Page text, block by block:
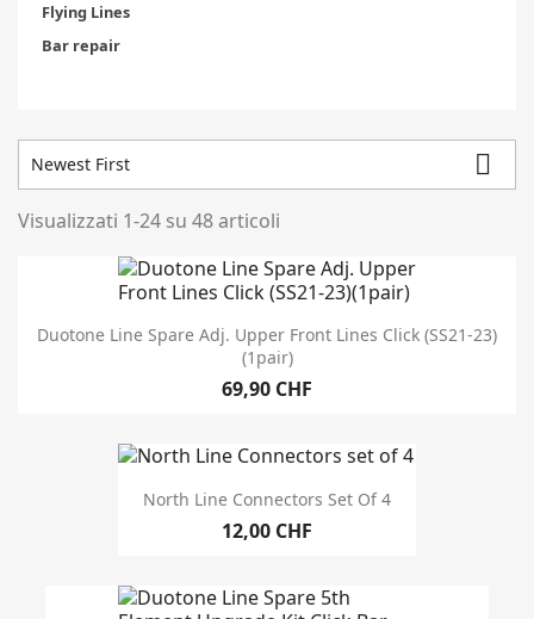
Flying Lines
Bar repair
Migliori vendite 11
In magazzino 41
Magazzino
Newest First 
Visualizzati 1-24 su 48 articoli
Duotone Line Spare Adj. Upper Front Lines Click (SS21-23)
(1pair)
69,90 CHF
North Line Connectors Set Of 4
12,00 CHF